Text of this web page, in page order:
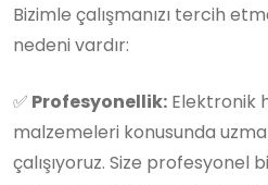
Bizimle çalışmanızı tercih
nedeni vardır:
✅ Profesyonellik: Elektronik
malzemeleri konusunda
çalışıyoruz. Size profesyonel